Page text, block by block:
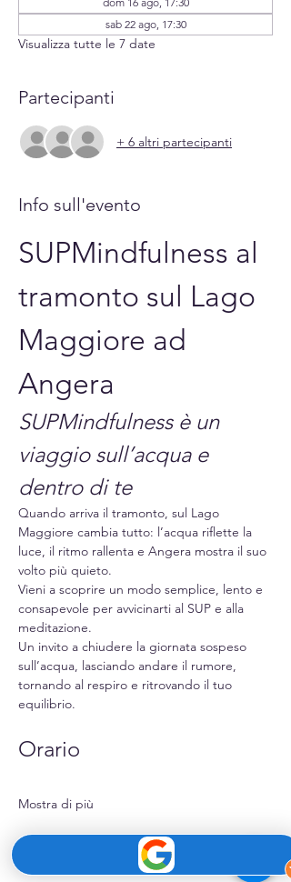
sab 22 ago, 17:30
Visualizza tutte le 7 date
Partecipanti
+ 6 altri partecipanti
Info sull'evento
SUPMindfulness al
tramonto sul Lago
Maggiore ad
Angera
SUPMindfulness è un
viaggio sull’acqua e
dentro di te
Quando arriva il tramonto, sul Lago
Maggiore cambia tutto: l’acqua riflette la
luce, il ritmo rallenta e Angera mostra il suo
volto più quieto.
Vieni a scoprire un modo semplice, lento e
consapevole per avvicinarti al SUP e alla
meditazione.
Un invito a chiudere la giornata sospeso
sull’acqua, lasciando andare il rumore,
tornando al respiro e ritrovando il tuo
equilibrio.
Orario
Mostra di più